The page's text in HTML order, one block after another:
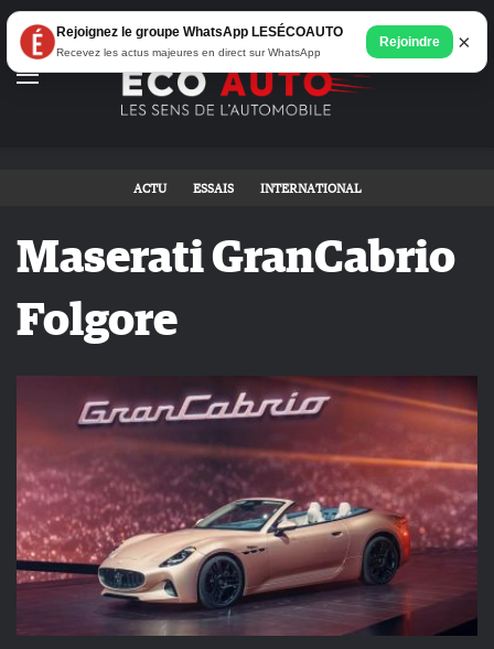
Menu
ACTU ESSAIS INTERNATIONAL
Maserati GranCabrio
Folgore
Rejoignez le groupe WhatsApp LESÉCOAUTO
Recevez les actus majeures en direct sur WhatsApp
Rejoindre ×